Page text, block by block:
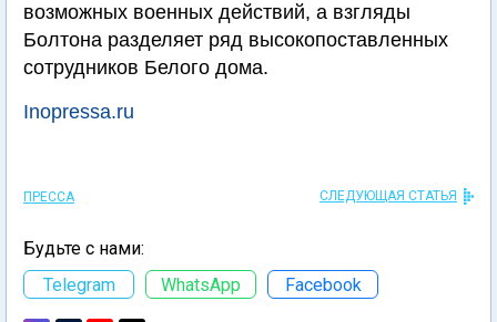
возможных военных действий, а взгляды
Болтона разделяет ряд высокопоставленных
сотрудников Белого дома.
Inopressa.ru
ПРЕССА СЛЕДУЮЩАЯ СТАТЬЯ
Будьте с нами:
Telegram
WhatsApp Facebook